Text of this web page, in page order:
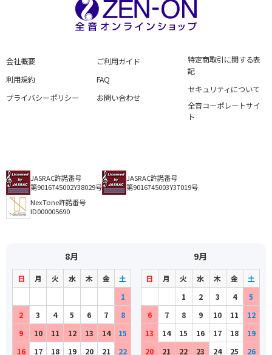
会社概要
利用規約
プライバシーポリシー
ご利用ガイド
FAQ
お問い合わせ
特定商取引に関する表
記
セキュリティについて
全音コーポレートサイ
ト
JASRAC許諾番号
第9016745002Y38029号
JASRAC許諾番号
第9016745003Y37019号
NexTone許諾番号
ID000005690
8月
日 月 火 水 木 金
土
1
2
3 4 5 6 7
8
9
10 11 12 13 14
15
16
17 18 19 20 21 22
9月
日 月 火 水 木 金
土
1
2 3 4
5
6
7 8 9 10 11
12
13
14 15 16 17 18
19
20
21 22 23 24 25 26